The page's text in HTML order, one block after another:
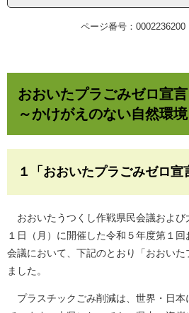
ページ番号：0002236200
おおいたプラごみゼロ宣言
～かけがえのない自然環
１「おおいたプラごみゼロ宣
おおいたうつくし作戦県民会議および
１日（月）に開催した令和５年度第１
会議において、下記のとおり「おおい
ました。
プラスチックごみ削減は、世界・日本